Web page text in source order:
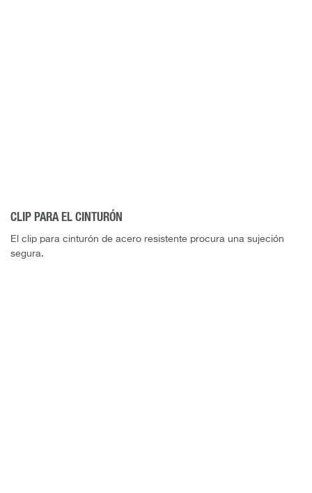
CLIP PARA EL CINTURÓN
El clip para cinturón de acero resistente procura una sujeción
segura.